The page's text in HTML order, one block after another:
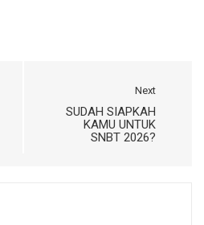
Next
SUDAH SIAPKAH
KAMU UNTUK
SNBT 2026?